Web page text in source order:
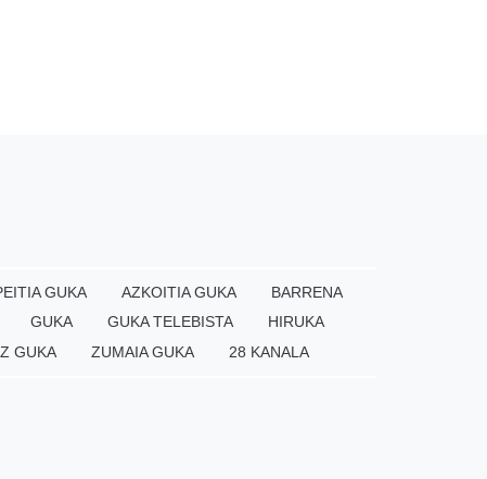
GUKA AZKOITIA GUKA
BARRENA
GUKA GUKA TELEBISTA
HIRUKA
GUKA ZUMAIA GUKA 28 KANALA